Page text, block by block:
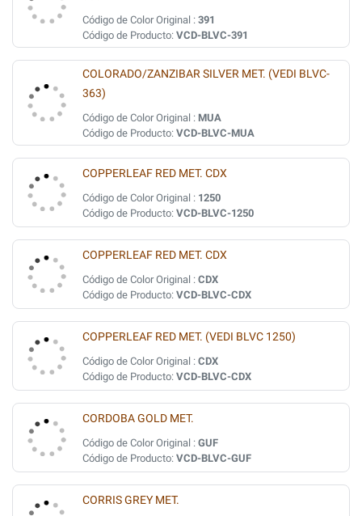
Código de Color Original : 391
Código de Producto: VCD-BLVC-391
COLORADO/ZANZIBAR SILVER MET. (VEDI BLVC-
363)
Código de Color Original : MUA
Código de Producto: VCD-BLVC-MUA
COPPERLEAF RED MET. CDX
Código de Color Original : 1250
Código de Producto: VCD-BLVC-1250
COPPERLEAF RED MET. CDX
Código de Color Original : CDX
Código de Producto: VCD-BLVC-CDX
COPPERLEAF RED MET. (VEDI BLVC 1250)
Código de Color Original : CDX
Código de Producto: VCD-BLVC-CDX
CORDOBA GOLD MET.
Código de Color Original : GUF
Código de Producto: VCD-BLVC-GUF
CORRIS GREY MET.